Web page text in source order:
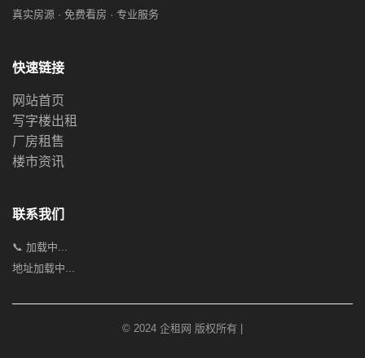
真实房源 · 免费看房 · 专业服务
快速链接
网站首页
写字楼出租
厂房租售
楼市资讯
联系我们
📞 加载中...
地址加载中...
© 2024 企租网 版权所有 |